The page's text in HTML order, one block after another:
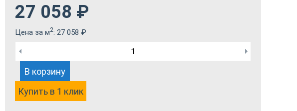
27 058 ₽
Цена за м2: 27 058 ₽
В корзину
Купить в 1 клик